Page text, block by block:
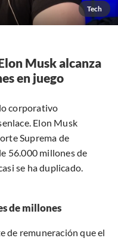
Tech
Musk alcanza
en juego
corporativo
Elon Musk
Suprema de
56.000 millones de
se ha duplicado.
de millones
de remuneración que el